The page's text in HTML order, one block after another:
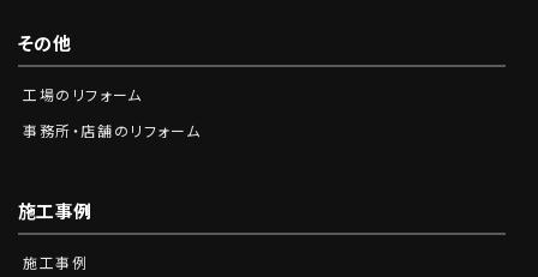
その他
工場のリフォーム
事務所・店舗のリフォーム
施工事例
施工事例